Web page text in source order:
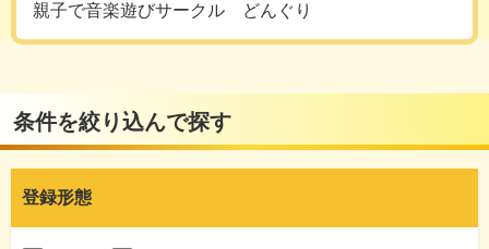
親子で音楽遊びサークル どんぐり
条件を絞り込んで探す
登録形態